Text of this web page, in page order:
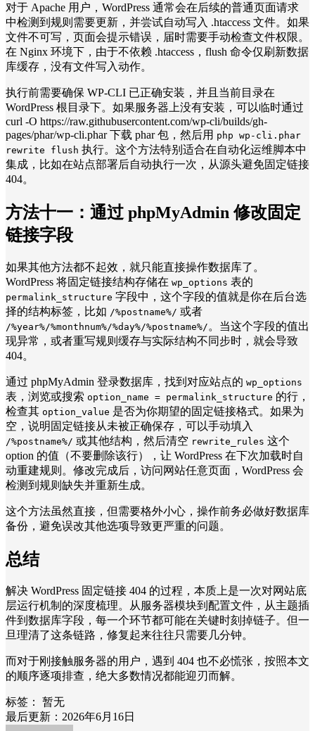
对于 Apache 用户，WordPress 通常会在后续的普通页面请求
中检测到规则需要更新，并尝试自动写入 .htaccess 文件。如果
文件不可写，页面会提示错误，届时需要手动检查文件权限。
在 Nginx 环境下，由于不依赖 .htaccess，flush 命令仅刷新数据
库缓存，没有文件写入动作。
执行前需要确保 WP-CLI 已正确安装，并且当前目录在
WordPress 根目录下。如果服务器上没有安装，可以临时通过
curl -O https://raw.githubusercontent.com/wp-cli/builds/gh-
pages/phar/wp-cli.phar 下载 phar 包，然后用 php wp-cli.phar
rewrite flush 执行。这个方法特别适合在自动化运维脚本中
集成，比如在站点部署后自动执行一次，从源头避免固定链接
404。
方法十一： 通过 phpMyAdmin 修改固定
链接字段
如果其他方法都不起效，就只能直接操作数据库了。
WordPress 将固定链接结构存储在 wp_options 表的
permalink_structure 字段中，这个字段的值就是你在后台选
择的结构标签，比如 /%postname%/ 或者
/%year%/%monthnum%/%day%/%postname%/ 。当这个字段的值出
现异常，或者重写规则缓存与实际结构不同步时，就会导致
404。
通过 phpMyAdmin 登录数据库，找到对应站点的 wp_options
表，浏览或搜索 option_name = permalink_structure 的行，
检查其 option_value 是否为你期望的固定链接格式。如果为
空，说明固定链接从未被正确保存，可以手动填入
/%postname%/ 或其他结构，然后清空 rewrite_rules 这个
option 的值（不要删除该行），让 WordPress 在下次加载时自
动重建规则。修改完成后，访问网站任意页面，WordPress 会
检测到规则缺失并重新生成。
这个方法虽然直接，但需要格外小心，操作前务必做好数据库
备份，避免误改其他选项导致更严重的问题。
总结
解决 WordPress 固定链接 404 的过程，本质上是一次对网站底
层运行机制的深度梳理。从服务器模块到配置文件，从主题插
件到数据库字段，每一个环节都可能在关键时刻掉链子。但一
旦理清了这条链路，修复起来往往只需要几分钟。
而对于刚接触服务器的用户，遇到 404 也不必慌张，按照本文
的顺序逐项排查，绝大多数情况都能迎刃而解。
标签：
暂无
最后更新：2026年6月16日